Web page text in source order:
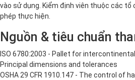
vào sử dụng. Kiểm định viên thuộc các
phép thực hiện.
Nguồn & tiêu chuẩn
ISO 6780:2003 - Pallet for
Principal dimensions and tolerances
OSHA 29 CFR 1910.147 - The control of